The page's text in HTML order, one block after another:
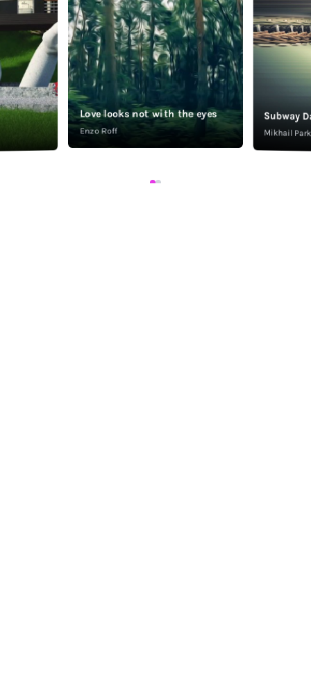
Love looks not with the eyes
Enzo Roff
Subway
Mikhail